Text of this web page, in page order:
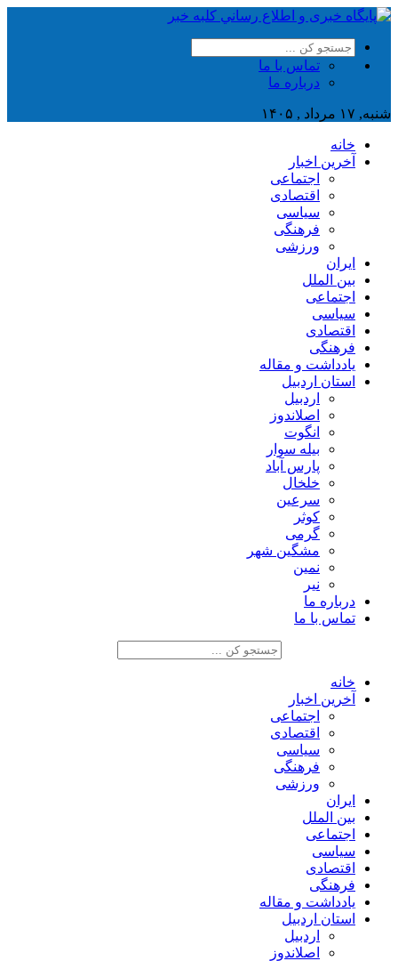
تماس با ما
درباره ما
شنبه, ۱۷ مرداد , ۱۴۰۵
خانه
آخرین اخبار
اجتماعی
اقتصادی
سیاسی
فرهنگی
ورزشی
ایران
بین الملل
اجتماعی
سیاسی
اقتصادی
فرهنگی
یادداشت و مقاله
استان اردبیل
اردبیل
اصلاندوز
انگوت
بیله سوار
پارس آباد
خلخال
سرعین
کوثر
گرمی
مشگین شهر
نمین
نیر
درباره ما
تماس با ما
خانه
آخرین اخبار
اجتماعی
اقتصادی
سیاسی
فرهنگی
ورزشی
ایران
بین الملل
اجتماعی
سیاسی
اقتصادی
فرهنگی
یادداشت و مقاله
استان اردبیل
اردبیل
اصلاندوز